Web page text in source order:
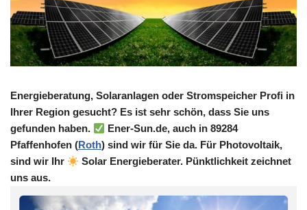
Energieberatung, Solaranlagen oder Stromspeicher Profi in
Ihrer Region gesucht? Es ist sehr schön, dass Sie uns
gefunden haben.
Ener-Sun.de, auch in 89284
Pfaffenhofen (Roth) sind wir für Sie da. Für Photovoltaik,
sind wir Ihr
Solar Energieberater. Pünktlichkeit zeichnet
uns aus.